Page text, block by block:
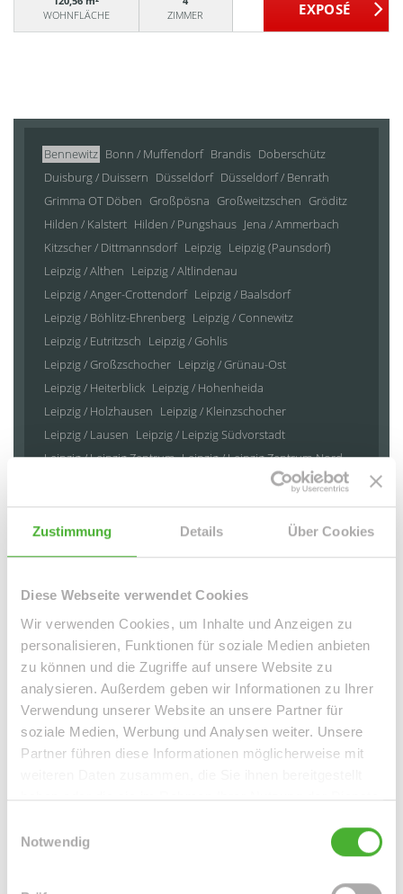
Zustimmung Details Über Cookies
Diese Webseite verwendet Cookies
Wir verwenden Cookies, um Inhalte und Anzeigen zu
personalisieren, Funktionen für soziale Medien anbieten
zu können und die Zugriffe auf unsere Website zu
analysieren. Außerdem geben wir Informationen zu Ihrer
Verwendung unserer Website an unsere Partner für
soziale Medien, Werbung und Analysen weiter. Unsere
Partner führen diese Informationen möglicherweise mit
haben oder die sie im Rahmen Ihrer Nutzung der Dienste
Notwendig
WOHNFLÄCHE
ZIMMER
Bennewitz Bonn / Muffendorf Brandis Doberschütz
Duisburg / Duissern Düsseldorf Düsseldorf / Benrath
Grimma OT Döben Großpösna Großweitzschen Gröditz
Hilden / Kalstert Hilden / Pungshaus Jena / Ammerbach
Kitzscher / Dittmannsdorf Leipzig Leipzig (Paunsdorf)
Leipzig / Althen Leipzig / Altlindenau
Leipzig / Anger-Crottendorf Leipzig / Baalsdorf
Leipzig / Böhlitz-Ehrenberg Leipzig / Connewitz
Leipzig / Eutritzsch Leipzig / Gohlis
Leipzig / Großzschocher Leipzig / Grünau-Ost
Leipzig / Heiterblick Leipzig / Hohenheida
Leipzig / Holzhausen Leipzig / Kleinzschocher
Leipzig / Lausen Leipzig / Leipzig Südvorstadt
Leipzig / Leipzig Zentrum Leipzig / Leipzig Zentrum-Nord
Leipzig / Leipzig Zentrum-Süd
Leipzig / Leipzig Zentrum-West Leipzig / Liebertwolkwitz
Leipzig / Plagwitz Leipzig / Probstheida
Leipzig / Seehausen Machern / Plagwitz
Markkleeberg
Markranstädt
Mügeln Roßwein / Gleisberg Schkeuditz
Solingen / Burg an der Wupper
Solingen / Papiermühle
Taucha Taucha / Plösitz Torgau Willich Wurzen Zeitz
Zwenkau
Immo Bennewitz Haus Bennewitz Häuser Bennewitz
kaufen